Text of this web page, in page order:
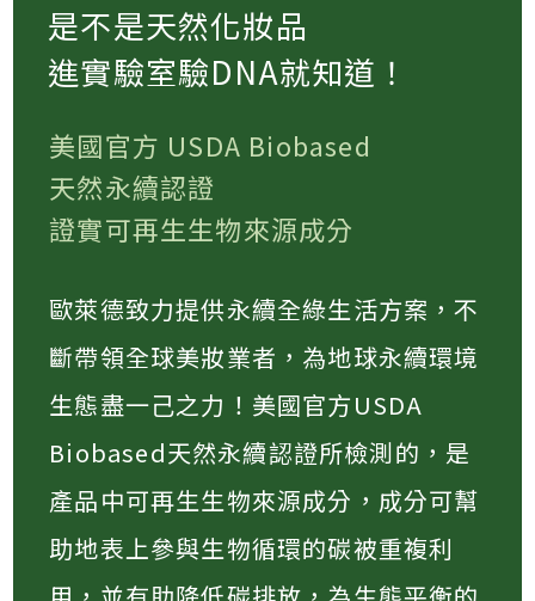
是不是天然化妝品
進實驗室驗DNA就知道！
美國官方 USDA Biobased
天然永續認證
證實可再生生物來源成分
歐萊德致力提供永續全綠生活方案，不
斷帶領全球美妝業者，為地球永續環境
生態盡一己之力！美國官方USDA
Biobased天然永續認證所檢測的，是
產品中可再生生物來源成分，成分可幫
助地表上參與生物循環的碳被重複利